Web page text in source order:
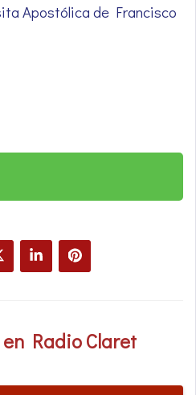
Apostólica de Francisco
en Radio Claret